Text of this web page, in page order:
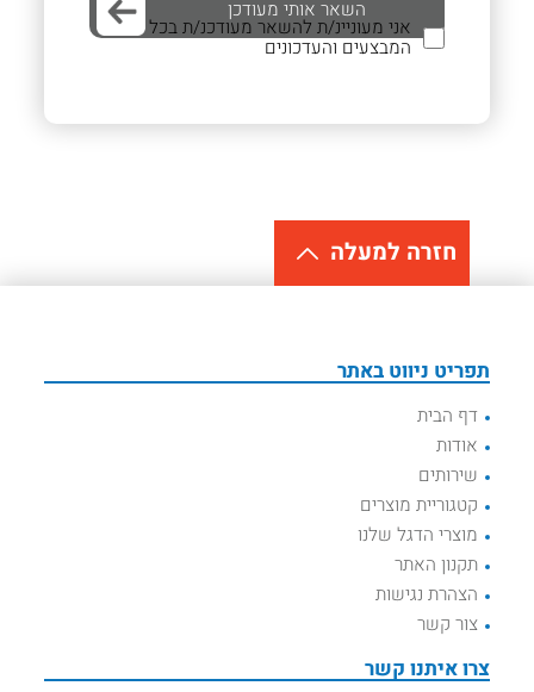
אני מעוניינ/ת להשאר מעודכנ/ת בכל
המבצעים והעדכונים
חזרה למעלה
תפריט ניווט באתר
דף הבית
אודות
שירותים
קטגוריית מוצרים
מוצרי הדגל שלנו
תקנון האתר
הצהרת נגישות
צור קשר
צרו איתנו קשר